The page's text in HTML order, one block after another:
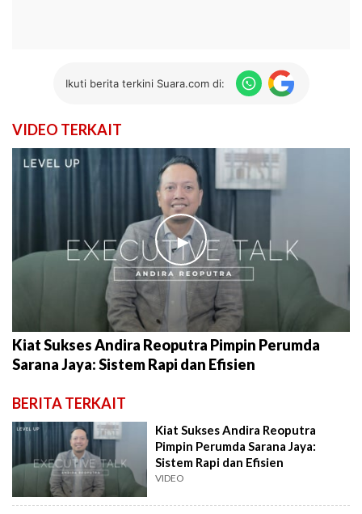
Ikuti berita terkini Suara.com di:
VIDEO TERKAIT
►
Kiat Sukses Andira Reoputra Pimpin Perumda
Sarana Jaya: Sistem Rapi dan Efisien
BERITA TERKAIT
Kiat Sukses Andira Reoputra
Pimpin Perumda Sarana Jaya:
Sistem Rapi dan Efisien
VIDEO